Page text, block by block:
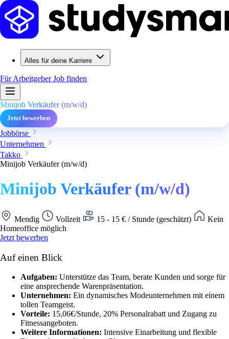
Alles für deine Karriere
Für ArbeitgeberJob finden
Minijob Verkäufer (m/w/d)
Jetzt bewerben
Jobbörse
Unternehmen
Takko
Minijob Verkäufer (m/w/d)
Minijob Verkäufer (m/w/d)
Mendig Vollzeit 15 - 15 € / Stunde (geschätzt)
Kein
Homeoffice möglich
Jetzt bewerben
Auf einen Blick
Aufgaben: Unterstütze das Team, berate Kunden und sorge für
eine ansprechende Warenpräsentation.
Unternehmen: Ein dynamisches Modeunternehmen mit einem
tollen Teamgeist.
Vorteile: 15,06€/Stunde, 20% Personalrabatt und Zugang zu
Fitnessangeboten.
Weitere Informationen: Intensive Einarbeitung und flexible